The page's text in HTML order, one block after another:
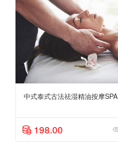
中式泰式古法祛湿精油按摩SPA
198.00